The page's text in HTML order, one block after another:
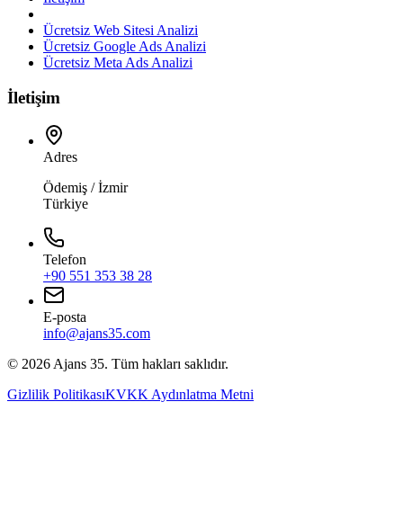
Ücretsiz Web Sitesi Analizi
Ücretsiz Google Ads Analizi
Ücretsiz Meta Ads Analizi
İletişim
Adres
Ödemiş / İzmir
Türkiye
Telefon
+90 551 353 38 28
E-posta
info@ajans35.com
© 2026Ajans 35. Tüm hakları saklıdır.
Gizlilik PolitikasıKVKK Aydınlatma Metni